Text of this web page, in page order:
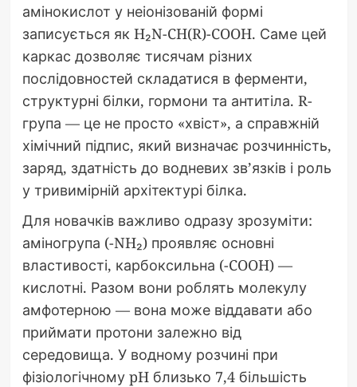
амінокислот у неіонізованій формі
записується як H₂N-CH(R)-COOH. Саме цей
каркас дозволяє тисячам різних
послідовностей складатися в ферменти,
структурні білки, гормони та антитіла. R-
група — це не просто «хвіст», а справжній
хімічний підпис, який визначає розчинність,
заряд, здатність до водневих зв’язків і роль
у тривимірній архітектурі білка.
Для новачків важливо одразу зрозуміти:
аміногрупа (-NH₂) проявляє основні
властивості, карбоксильна (-COOH) —
кислотні. Разом вони роблять молекулу
амфотерною — вона може віддавати або
приймати протони залежно від
середовища. У водному розчині при
фізіологічному pH близько 7,4 більшість